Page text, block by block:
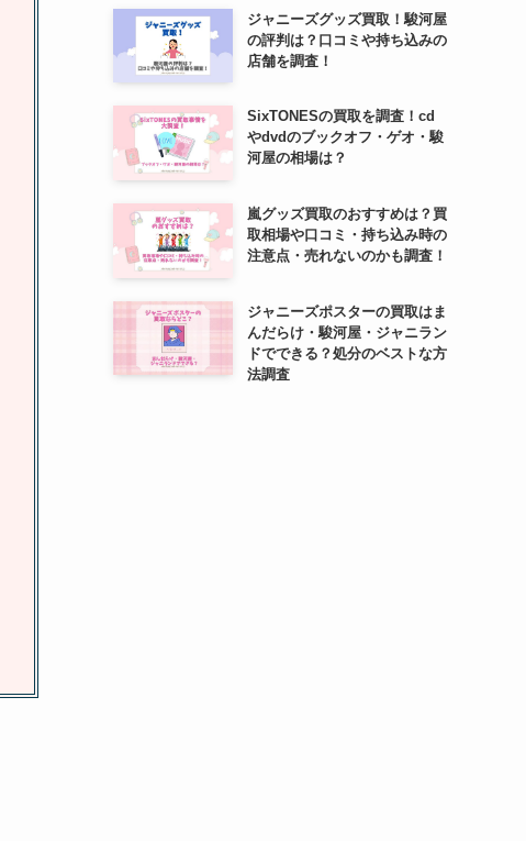
ジャニーズグッズ買取！駿河屋
の評判は？口コミや持ち込みの
店舗を調査！
SixTONESの買取を調査！cd
やdvdのブックオフ・ゲオ・駿
河屋の相場は？
嵐グッズ買取のおすすめは？買
取相場や口コミ・持ち込み時の
注意点・売れないのかも調査！
ジャニーズポスターの買取はま
んだらけ・駿河屋・ジャニラン
ドでできる？処分のベストな方
法調査